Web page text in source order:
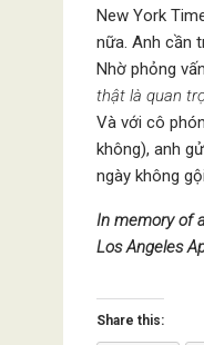
New York
nữa. Anh cần
Nhờ phỏng
thật là quan
Và với cô
không), anh
ngày không
In memory of
Los Angeles
Share this: